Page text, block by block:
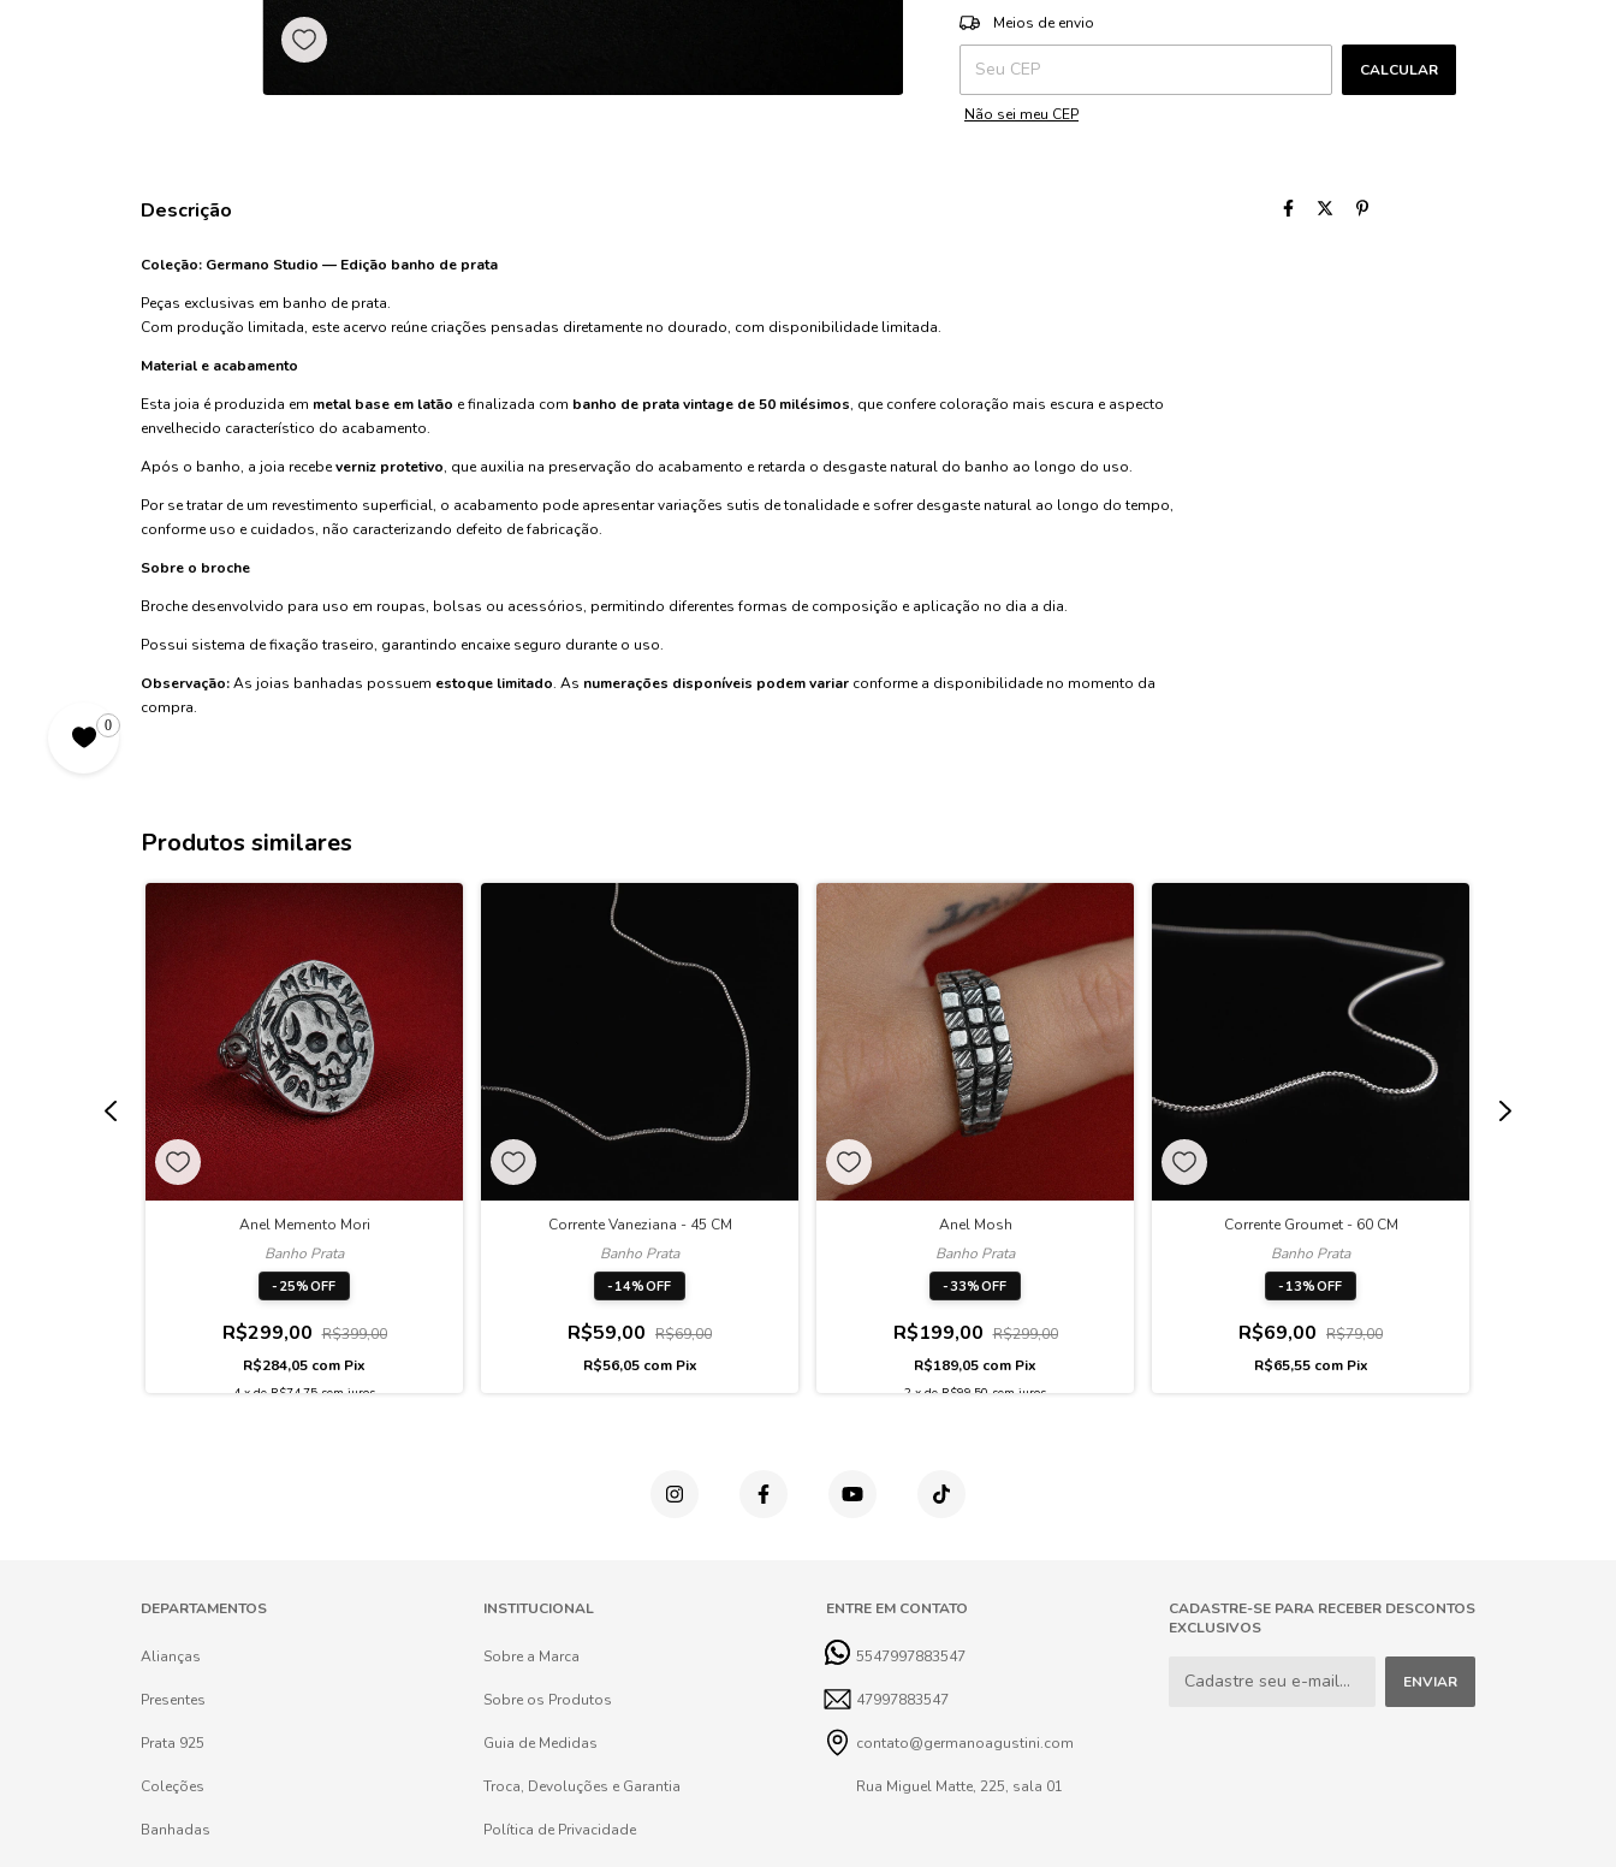
Entregas para o CEP:
Meios de envio
CALCULAR
Não sei meu CEP
Descrição
Coleção: Germano Studio — Edição banho de prata
Peças exclusivas em banho de prata.
Com produção limitada, este acervo reúne criações pensadas diretamente no dourado, com disponibilidade limitada.
Material e acabamento
Esta joia é produzida em metal base em latão e finalizada com banho de prata vintage de 50 milésimos, que confere coloração mais escura e aspecto
envelhecido característico do acabamento.
Após o banho, a joia recebeverniz protetivo, que auxilia na preservação do acabamento e retarda o desgaste natural do banho ao longo do uso.
Por se tratar de um revestimento superficial, o acabamento pode apresentar variações sutis de tonalidade e sofrer desgaste natural ao longo do tempo,
conforme uso e cuidados, não caracterizando defeito de fabricação.
Sobre o broche
Broche desenvolvido para uso em roupas, bolsas ou acessórios, permitindo diferentes formas de composição e aplicação no dia a dia.
Possui sistema de fixação traseiro, garantindo encaixe seguro durante o uso.
Observação:As joias banhadas possuem estoque limitado. As numerações disponíveis podem variar conforme a disponibilidade no momento da
compra.
Produtos similares
Anel Memento Mori
Banho Prata
- 25%OFF
R$299,00 R$399,00
R$284,05 com Pix
4 x de R$74,75 sem juros
Corrente Vaneziana - 45 CM
Banho Prata
- 14%OFF
R$59,00 R$69,00
R$56,05 com Pix
Anel Mosh
Banho Prata
-33%OFF
R$199,00 R$299,00
R$189,05 com Pix
2 x de R$99,50 sem juros
Corrente Groumet - 60 CM
Banho Prata
- 13%OFF
R$69,00 R$79,00
R$65,55 com Pix
DEPARTAMENTOS
Alianças
Presentes
Prata 925
Coleções
Banhadas
INSTITUCIONAL
Sobre a Marca
Sobre os Produtos
Guia de Medidas
Troca, Devoluções e Garantia
Política de Privacidade
ENTRE EM CONTATO
5547997883547
47997883547
contato@germanoagustini.com
Rua Miguel Matte, 225, sala 01
CADASTRE-SE PARA RECEBER DESCONTOS
EXCLUSIVOS
0